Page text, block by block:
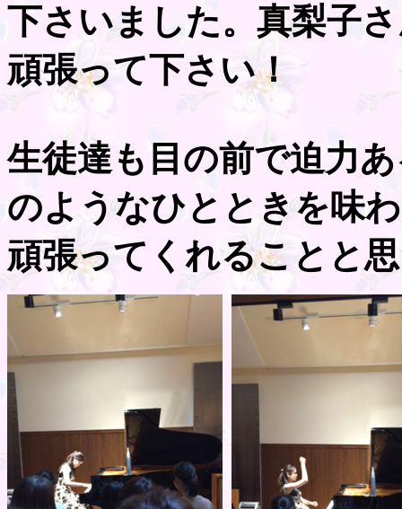
下さいました。真梨子
頑張って下さい！
生徒達も目の前で迫力
のようなひとときを味
頑張ってくれることと